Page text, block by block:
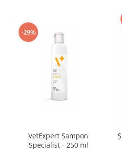
-29%
VetExpert Șampon
Specialist - 250 ml